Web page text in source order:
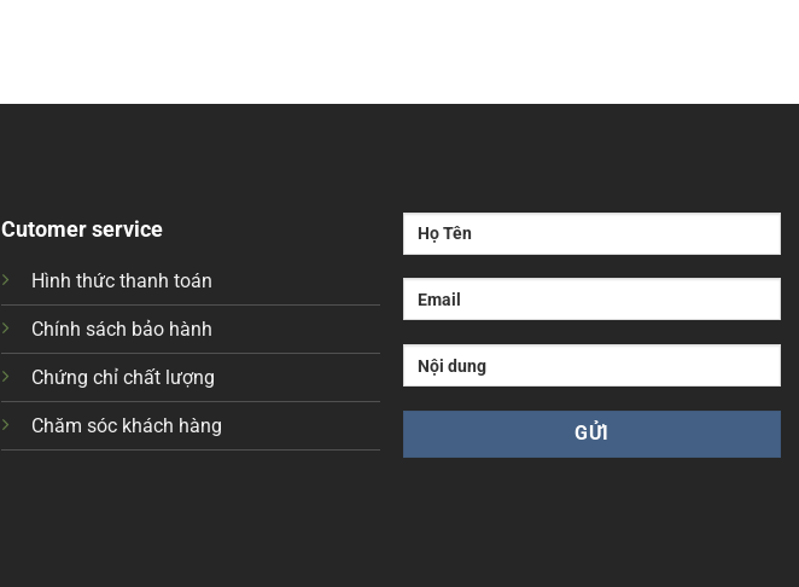
Cutomer service
Hình thức thanh toán
Chính sách bảo hành
Chứng chỉ chất lượng
Chăm sóc khách hàng